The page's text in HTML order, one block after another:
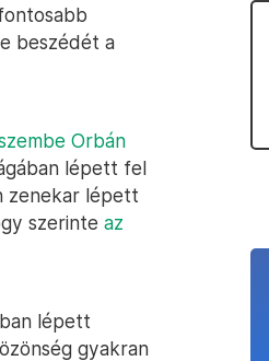
beszédét a
Orbán
lépett fel
zenekar lépett
szerinte az
lépett
gyakran